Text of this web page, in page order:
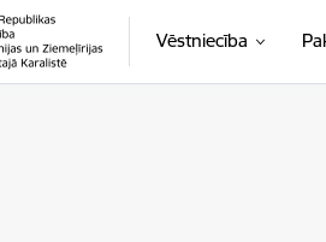
Vēstniecība